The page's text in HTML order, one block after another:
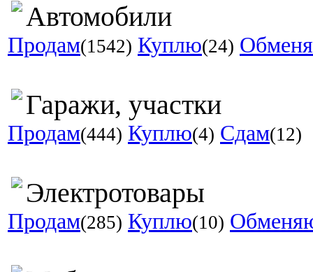
Автомобили
Продам(1542) Куплю(24)
Гаражи, участки
Продам(444) Куплю(4) Сдам(12)
Электротовары
Продам(285) Куплю(10)